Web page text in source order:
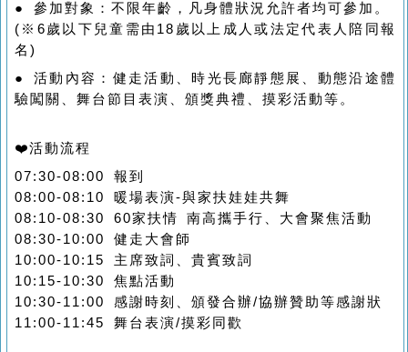
● 參加對象：不限年齡，凡身體狀況允許者均可參加。
(※6歲以下兒童需由18歲以上成人或法定代表人陪同報
名)
● 活動內容：健走活動、時光長廊靜態展、動態沿途體
驗闖關、舞台節目表演、頒獎典禮、摸彩活動等。
❤️活動流程
07:30-08:00 報到
08:00-08:10 暖場表演-與家扶娃娃共舞
08:10-08:30 60家扶情 南高攜手行、大會聚焦活動
08:30-10:00 健走大會師
10:00-10:15 主席致詞、貴賓致詞
10:15-10:30 焦點活動
10:30-11:00 感謝時刻、頒發合辦/協辦贊助等感謝狀
11:00-11:45 舞台表演/摸彩同歡